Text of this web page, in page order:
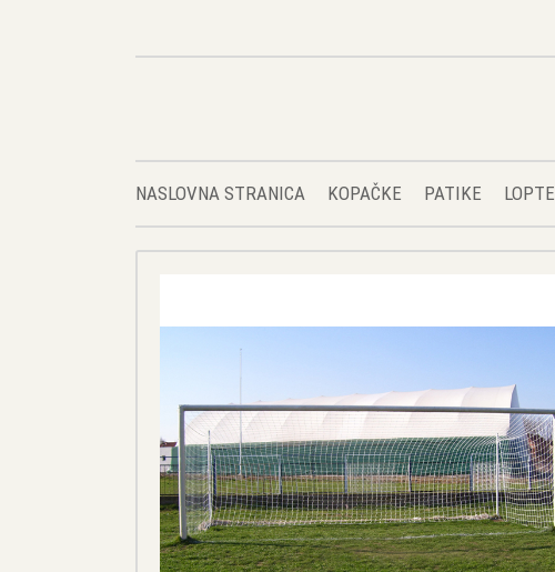
NASLOVNA STRANICA KOPAČKE PATIKE LOPTE